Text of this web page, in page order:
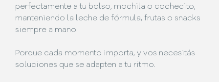
perfectamente a tu bolso, mochila o cochecito,
manteniendo la leche de fórmula, frutas o snacks
siempre a mano.
Porque cada momento importa, y vos necesitás
soluciones que se adapten a tu ritmo.